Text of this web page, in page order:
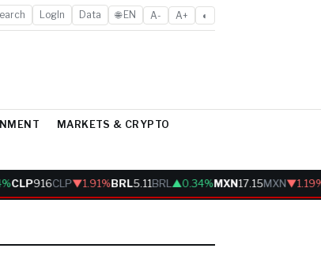
LogIn Data 🌐 EN A- A+ ◐
MARKETS & CRYPTO
CLP916CLP▼1.91%BRL5.11BRL▲0.34%MXN17.15MXN▼1.19%